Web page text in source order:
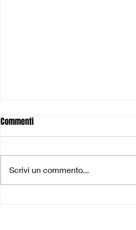
Commenti
Scrivi un commento...